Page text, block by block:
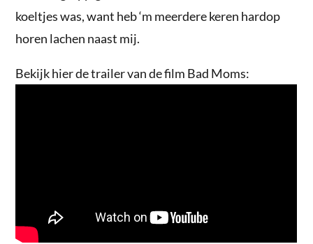
koeltjes was, want heb ‘m meerdere keren hardop
horen lachen naast mij.
Bekijk hier de trailer van de film Bad Moms: